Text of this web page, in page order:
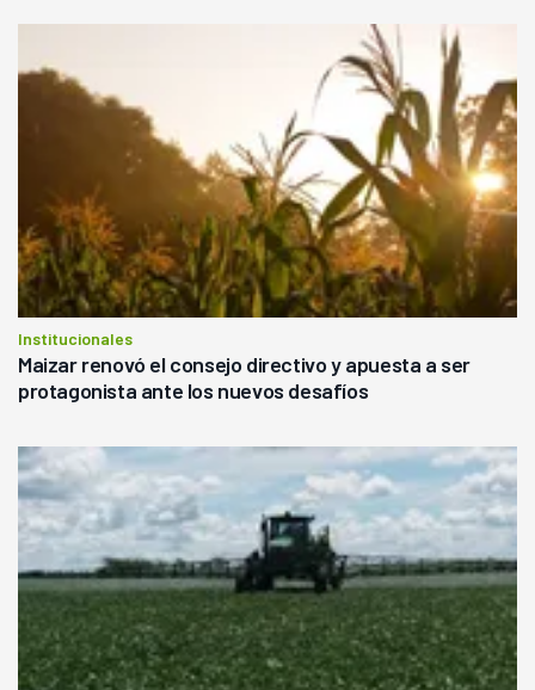
Institucionales
Maizar renovó el consejo directivo y apuesta a ser
protagonista ante los nuevos desafíos